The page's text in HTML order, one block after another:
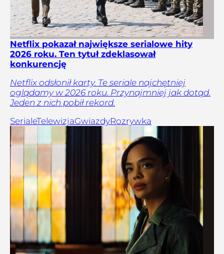
Netflix pokazał największe serialowe hity
2026 roku. Ten tytuł zdeklasował
konkurencję
Netflix odsłonił karty. Te seriale najchętniej
oglądamy w 2026 roku. Przynajmniej jak dotąd.
Jeden z nich pobił rekord.
SerialeTelewizjaGwiazdyRozrywka